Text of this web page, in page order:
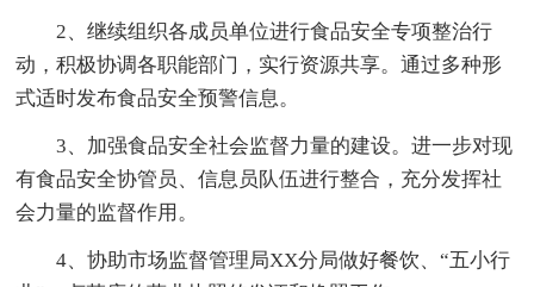
2、继续组织各成员单位进行食品安全专项整治行
动，积极协调各职能部门，实行资源共享。通过多种形
式适时发布食品安全预警信息。
3、加强食品安全社会监督力量的建设。进一步对现
有食品安全协管员、信息员队伍进行整合，充分发挥社
会力量的监督作用。
4、协助市场监督管理局XX分局做好餐饮、“五小行